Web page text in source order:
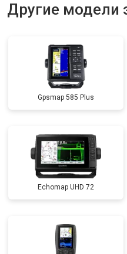
Другие модели
Gpsmap 585 Plus
Echomap UHD 72